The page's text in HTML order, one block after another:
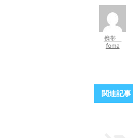
携帯
foma
関連記事